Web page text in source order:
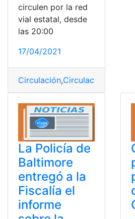
circulen por la red
vial estatal, desde
las 20:00
17/04/2021
Circulación,Circulación
La Policía de
Baltimore
entregó a la
Fiscalía el
informe